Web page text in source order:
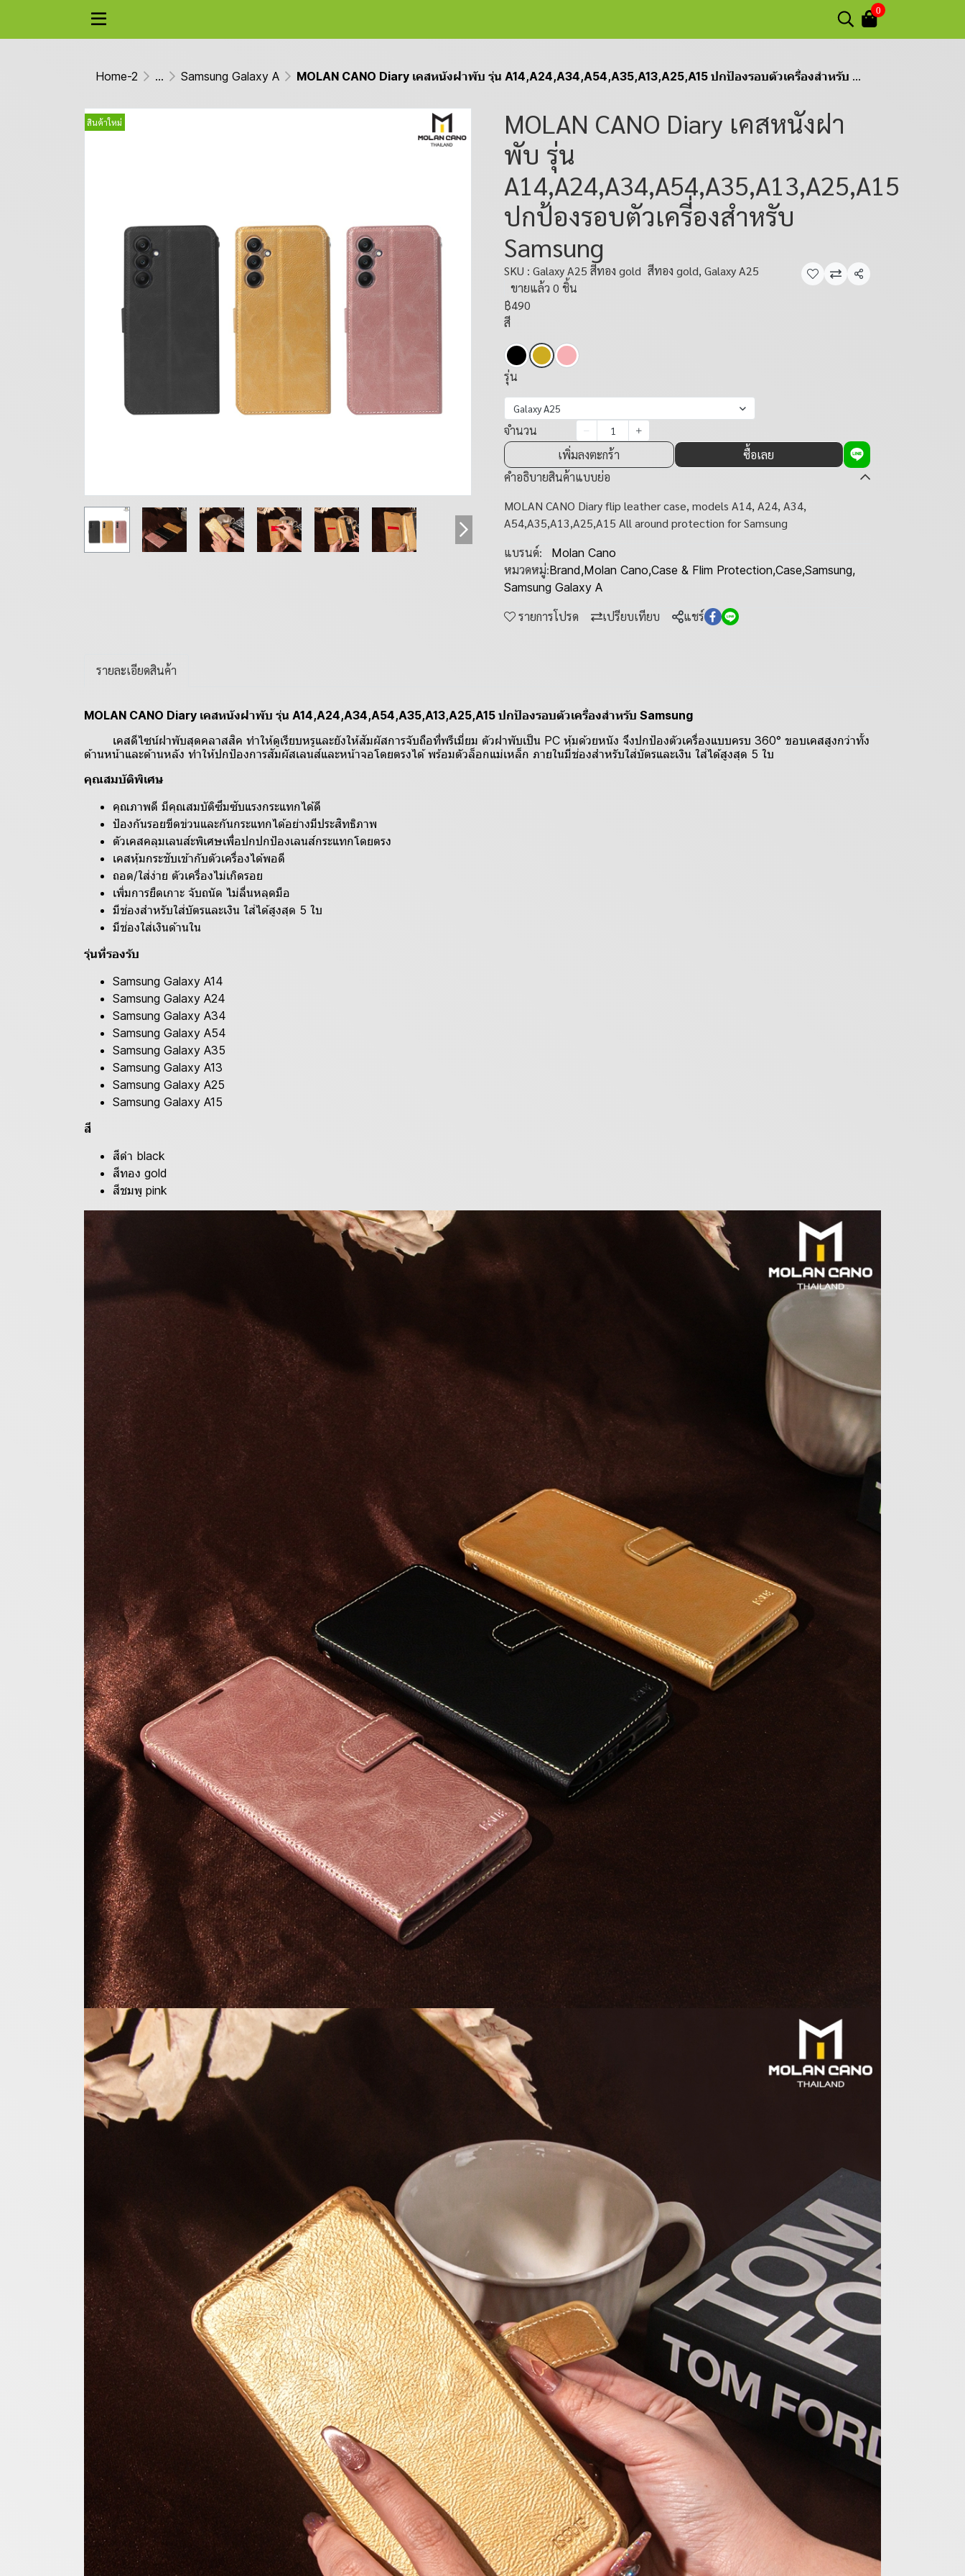
0
Home-2 ... Samsung Galaxy A MOLAN CANO Diary เคสหนังฝาพับ รุ่น A14,A24,A34,A54,A35,A13,A25,A15 ปกป้องรอบตัวเครี่องสำหรับ Samsung
สินค้าใหม่
MOLAN CANO Diary เคสหนังฝา
พับ รุ่น
A14,A24,A34,A54,A35,A13,A25,A15
ปกป้องรอบตัวเครี่องสำหรับ
Samsung
SKU : Galaxy A25 สีทอง gold สีทอง gold, Galaxy A25
ขายแล้ว 0 ชิ้น
แชร์
฿490
สี
รุ่น
Galaxy A25
จำนวน
เพิ่มลงตะกร้า
ซื้อเลย
คำอธิบายสินค้าแบบย่อ
MOLAN CANO Diary flip leather case, models A14, A24, A34,
A54,A35,A13,A25,A15 All around protection for Samsung
แบรนด์:
Molan Cano
หมวดหมู่:Brand,Molan Cano,Case & Flim Protection,Case,Samsung,
Samsung Galaxy A
รายการโปรด เปรียบเทียบ แชร์
รายละเอียดสินค้า
MOLAN CANO Diary เคสหนังฝาพับ รุ่น A14,A24,A34,A54,A35,A13,A25,A15 ปกป้องรอบตัวเครี่องสำหรับ Samsung
เคสดีไซน์ฝาพับสุดคลาสสิค ทำให้ดูเรียบหรูและยังให้สัมผัสการจับถือที่พรีเมี่ยม ตัวฝาพับเป็น PC หุ้มด้วยหนัง จึงปกป้องตัวเครื่องแบบครบ 360° ขอบเคสสูงกว่าทั้ง
ด้านหน้าและด้านหลัง ทำให้ปกป้องการสัมผัสเลนส์และหน้าจอโดยตรงได้ พร้อมตัวล็อกแม่เหล็ก ภายในมีช่องสำหรับใส่บัตรและเงิน ใส่ได้สูงสุด 5 ใบ
คุณสมบัติพิเศษ
คุณภาพดี มีคุณสมบัติซึมซับแรงกระแทกได้ดี
ป้องกันรอยขีดข่วนและกันกระแทกได้อย่างมีประสิทธิภาพ
ตัวเคสคลุมเลนส์ะพิเศษเพื่อปกปกป้องเลนส์กระแทกโดยตรง
เคสหุ้มกระชับเข้ากับตัวเครื่องได้พอดี
ถอด/ใส่ง่าย ตัวเครื่องไม่เกิดรอย
เพิ่มการยืดเกาะ จับถนัด ไม่ลื่นหลุดมือ
มีช่องสำหรับใส่บัตรและเงิน ใส่ได้สูงสุด 5 ใบ
มีช่องใส่เงินด้านใน
รุ่นที่รองรับ
Samsung Galaxy A14
Samsung Galaxy A24
Samsung Galaxy A34
Samsung Galaxy A54
Samsung Galaxy A35
Samsung Galaxy A13
Samsung Galaxy A25
Samsung Galaxy A15
สี
สีดำ black
สีทอง gold
สีชมพู pink